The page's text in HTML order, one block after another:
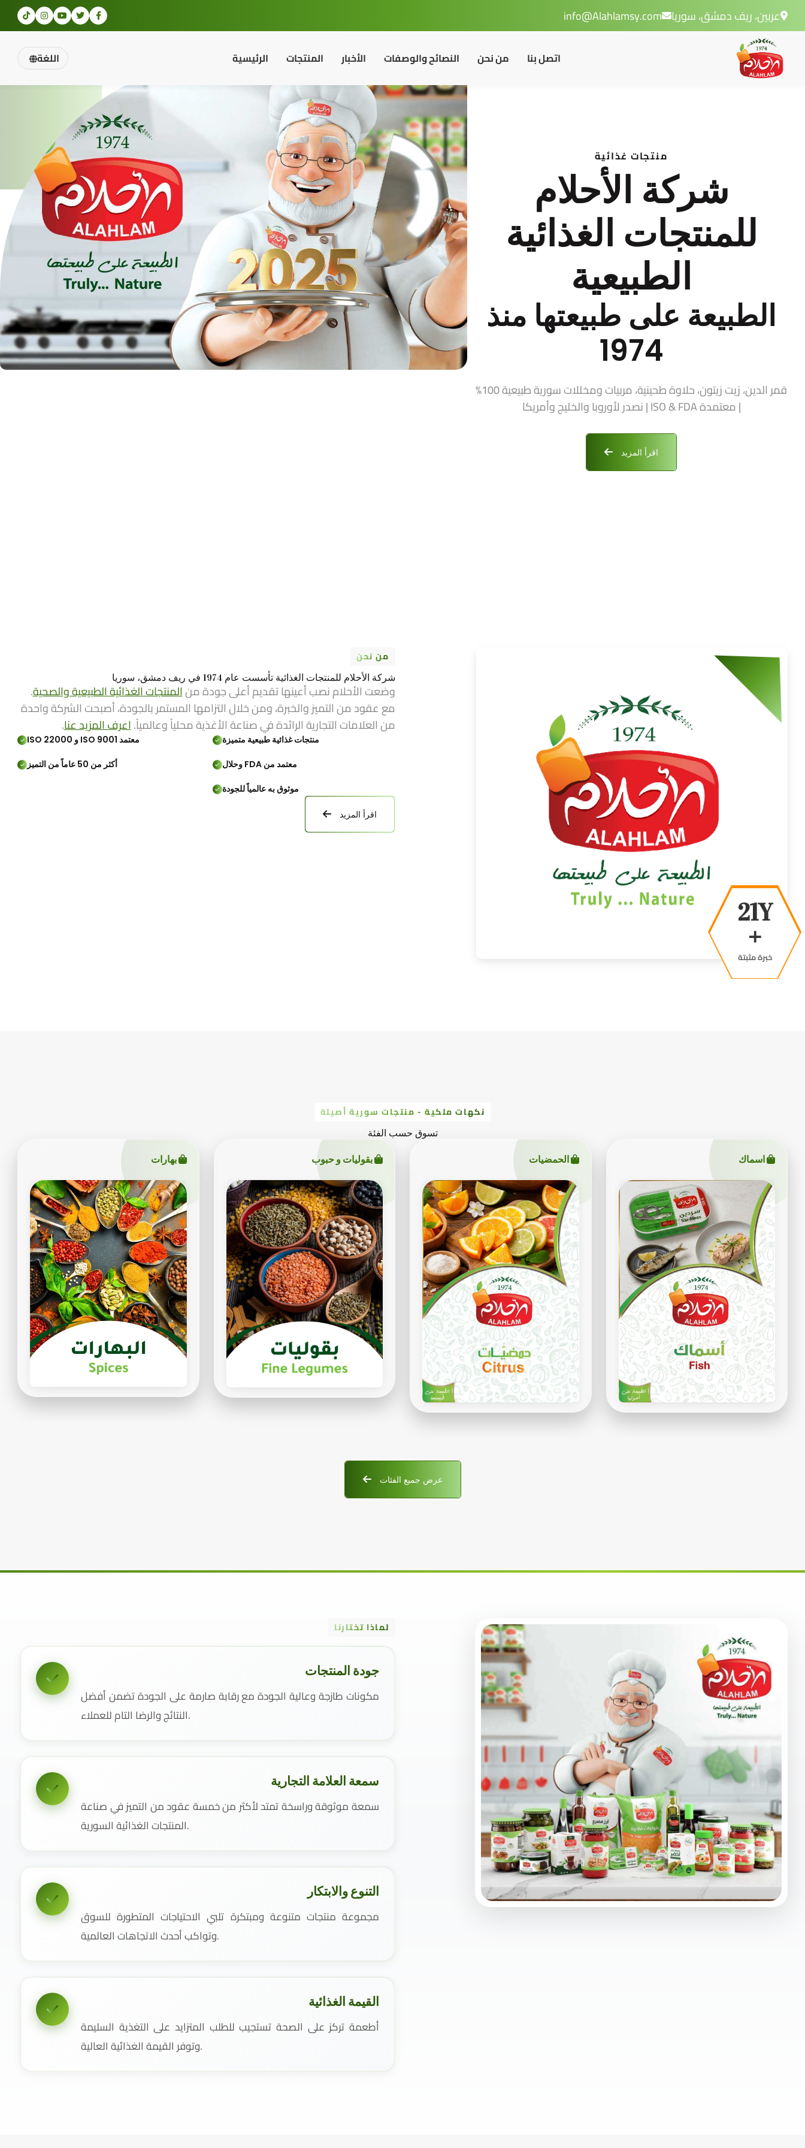
عربين، ريف دمشق، سوريا info@Alahlamsy.com
الرئيسية المنتجات الأخبار النصائح والوصفات من نحن اتصل بنا اللغة
منتجات غذائية
شركة الأحلام
للمنتجات الغذائية
الطبيعية
الطبيعة على طبيعتها منذ
1974
قمر الدين، زيت زيتون، حلاوة طحينية، مربيات ومخللات سورية طبيعية 100%
| معتمدة ISO & FDA | نصدر لأوروبا والخليج وأمريكا
اقرأ المزيد
38Y
+
خبرة مثبتة
من نحن
شركة الأحلام للمنتجات الغذائية تأسست عام 1974 في ريف دمشق، سوريا
وضعت الأحلام نصب أعينها تقديم أعلى جودة منالمنتجات الغذائية الطبيعية والصحية.
مع عقود من التميز والخبرة، ومن خلال التزامها المستمر بالجودة، أصبحت الشركة واحدة
من العلامات التجارية الرائدة في صناعة الأغذية محلياً وعالمياً.اعرف المزيد عنا.
منتجات غذائية طبيعية متميزة معتمد ISO 9001 و ISO 22000
معتمد من FDA وحلال أكثر من 50 عاماً من التميز
موثوق به عالمياً للجودة
اقرأ المزيد
نكهات ملكية - منتجات سورية أصيلة
تسوق حسب الفئة
اسماك الحمضيات بقوليات و حبوب بهارات
عرض جميع الفئات
لماذا تختارنا
جودة المنتجات
مكونات طازجة وعالية الجودة مع رقابة صارمة على الجودة تضمن أفضل
النتائج والرضا التام للعملاء.
سمعة العلامة التجارية
سمعة موثوقة وراسخة تمتد لأكثر من خمسة عقود من التميز في صناعة
المنتجات الغذائية السورية.
التنوع والابتكار
مجموعة منتجات متنوعة ومبتكرة تلبي الاحتياجات المتطورة للسوق
وتواكب أحدث الاتجاهات العالمية.
القيمة الغذائية
أطعمة تركز على الصحة تستجيب للطلب المتزايد على التغذية السليمة
وتوفر القيمة الغذائية العالية.